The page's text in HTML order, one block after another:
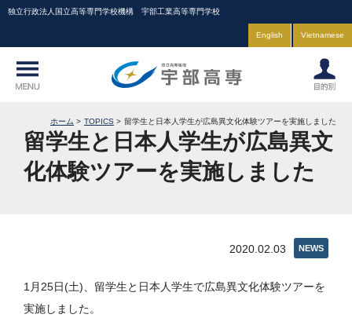
独立行政法人国立高等専門学校機構 宇部工業高等専門学校
English Vietnamese
ホーム TOPICS 留学生と日本人学生が広島異文化体験ツアーを実施しました
留学生と日本人学生が広島異文
化体験ツアーを実施しました
NEWS
2020.02.03
1月25日(土)、留学生と日本人学生で広島異文化体験ツアーを
実施しました。